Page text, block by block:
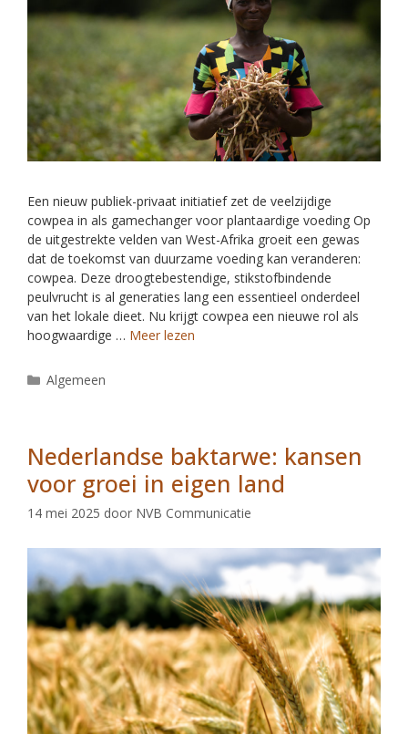
Een nieuw publiek-privaat initiatief zet de veelzijdige
cowpea in als gamechanger voor plantaardige voeding Op
de uitgestrekte velden van West-Afrika groeit een gewas
dat de toekomst van duurzame voeding kan veranderen:
cowpea. Deze droogtebestendige, stikstofbindende
peulvrucht is al generaties lang een essentieel onderdeel
van het lokale dieet. Nu krijgt cowpea een nieuwe rol als
hoogwaardige … Meer lezen
Algemeen
Nederlandse baktarwe: kansen
voor groei in eigen land
14 mei 2025 door NVB Communicatie